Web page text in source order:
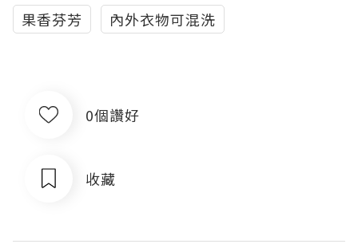
果香芬芳
內外衣物可混洗
0個讚好
收藏